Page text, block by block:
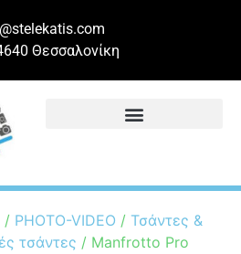
Θεσσαλονίκη
/ PHOTO-VIDEO / Τσάντες &
τσάντες / Manfrotto Pro